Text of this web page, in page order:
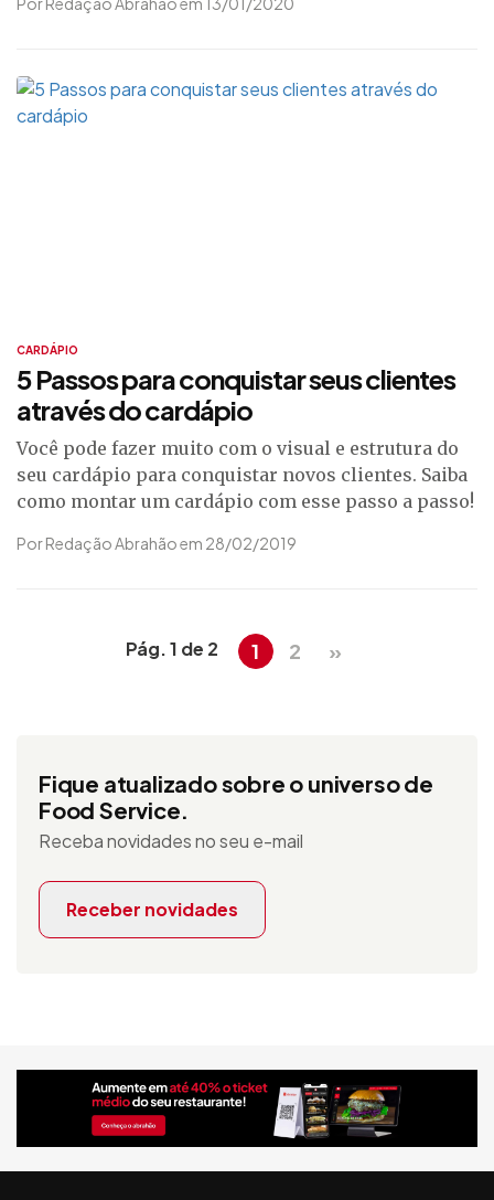
CARDÁPIO
5 Passos para conquistar seus clientes
através do cardápio
Você pode fazer muito com o visual e estrutura do
seu cardápio para conquistar novos clientes. Saiba
como montar um cardápio com esse passo a passo!
Por Redação Abrahão em 28/02/2019
Pág. 1 de 2 1 2 »
Fique atualizado sobre o universo de
Food Service.
Receba novidades no seu e-mail
Receber novidades